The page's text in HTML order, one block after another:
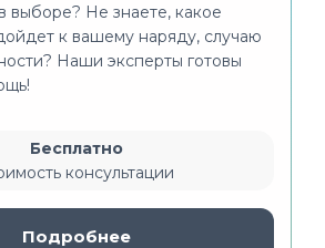
выборе? Не знаете, какое
к вашему наряду, случаю
Наши эксперты готовы
Подробнее
Бесплатно
консультации